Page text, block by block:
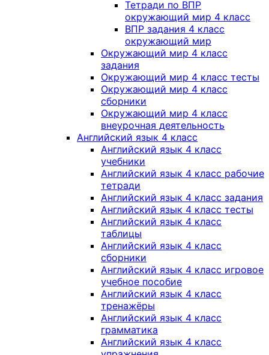
Тетради по ВПР
окружающий мир 4 класс
ВПР задания 4 класс
окружающий мир
Окружающий мир 4 класс
задания
Окружающий мир 4 класс тесты
Окружающий мир 4 класс
сборники
Окружающий мир 4 класс
внеурочная деятельность
Английский язык 4 класс
Английский язык 4 класс
учебники
Английский язык 4 класс рабочие
тетради
Английский язык 4 класс задания
Английский язык 4 класс тесты
Английский язык 4 класс
таблицы
Английский язык 4 класс
сборники
Английский язык 4 класс игровое
учебное пособие
Английский язык 4 класс
тренажёры
Английский язык 4 класс
грамматика
Английский язык 4 класс